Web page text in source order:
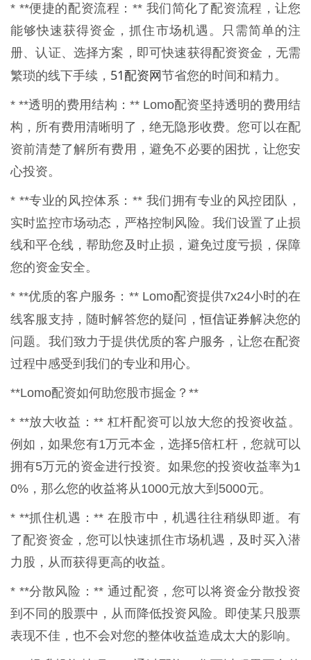
* **便捷的配资流程：** 我们简化了配资流程，让您
能够快速获得资金，抓住市场机遇。只需简单的注
册、认证、选择方案，即可快速获得配资资金，无需
繁琐的线下手续， 51配资网节省您的时间和精力。
* **透明的费用结构：** Lomo配资坚持透明的费用结
构，所有费用清晰明了，绝无隐形收费。您可以在配
资前清楚了解所有费用，避免不必要的困扰，让您安
心投资。
* **专业的风控体系：** 我们拥有专业的风控团队，
实时监控市场动态，严格控制风险。我们设置了止损
线和平仓线，帮助您及时止损，避免过度亏损，保障
您的资金安全。
* **优质的客户服务：** Lomo配资提供7x24小时的在
线客服支持，随时解答您的疑问，恒信证券解决您的
问题。我们致力于提供优质的客户服务，让您在配资
过程中感受到我们的专业和用心。
**Lomo配资如何助您股市掘金？**
* **放大收益：** 杠杆配资可以放大您的投资收益。
例如，如果您有1万元本金，选择5倍杠杆，您就可以
拥有5万元的资金进行投资。如果您的投资收益率为1
0%，那么您的收益将从1000元放大到5000元。
* **抓住机遇：** 在股市中，机遇往往稍纵即逝。有
了配资资金，您可以快速抓住市场机遇，及时买入潜
力股，从而获得更高的收益。
* **分散风险：** 通过配资，您可以将资金分散投资
到不同的股票中，从而降低投资风险。即使某只股票
表现不佳，也不会对您的整体收益造成太大的影响。